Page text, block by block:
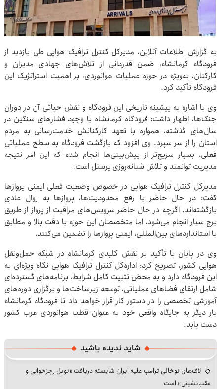
به گزارش اطلاعات آنلاین، مدیرکل کنترل ترافیک هوایی طی بازدید از
فرودگاه کرمانشاه، ضمن قدردانی از تلاش‌های جهادی مدیران و
کارکنان، به‌ویژه در حوزه عملیات هوانوردی، بر اهمیت استراتژیک این
فرودگاه تأکید کرد.
وی با اشاره به پیشینه تاریخی این فرودگاه و نقش حیاتی آن در دوران
جنگ‌ها، اظهار داشت: فرودگاه کرمانشاه با وجود فشارهای سنگین در
سال‌های گذشته، همواره با تعهد کارکنانش خدمت‌رسانی به مردم
استان را از سر سپرد. وی افزود که بازگشت فرودگاه به سطح عملیاتی
فعلی، بسیار سریع‌تر از پیش‌بینی‌ها انجام شده که این امر نتیجه
مدیریت توانمند و تلاش شبانه‌روزی پرسنل است.
مدیرکل کنترل ترافیک هوایی در خصوص وضعیت فعلی ایمنی پروازها
گفت: در حال حاضر با رفع محدودیت‌ها، پروازها به روال عادی
بازگشته‌اند. اگرچه در حال حاضر سرویس‌های مراقبت از پرواز از طریق
برج سیار انجام می‌شود، اما متخصصان این حوزه با دقت بالا و مطابق
با استانداردهای بین‌المللی، ایمنی پروازها را تضمین می‌کنند.
وی در پایان با تأکید بر نقش کلیدی کرمانشاه در شبکه حمل‌ونقل
هوایی کشور، تصریح کرد: اداره‌کل کنترل ترافیک هوایی نگاه ویژه‌ای به
این فرودگاه دارد و به محض تثبیت کامل شرایط، برنامه‌های گسترده‌ای
شامل ارتقای فضاهای عملیاتی، توسعه زیرساخت‌ها و برگزاری دوره‌های
آموزشی تخصصی را در دستور کار قرار خواهد داد تا فرودگاه کرمانشاه
بار دیگر به جایگاه واقعی خود به عنوان قطب هوانوردی غرب کشور
دست یابد.
شاید ندیده باشید
لاف‌های توخالی ترامپ علیه ایران شایسته دریافت «نوبل رجزخوانی و
عقب‌نشینی» است